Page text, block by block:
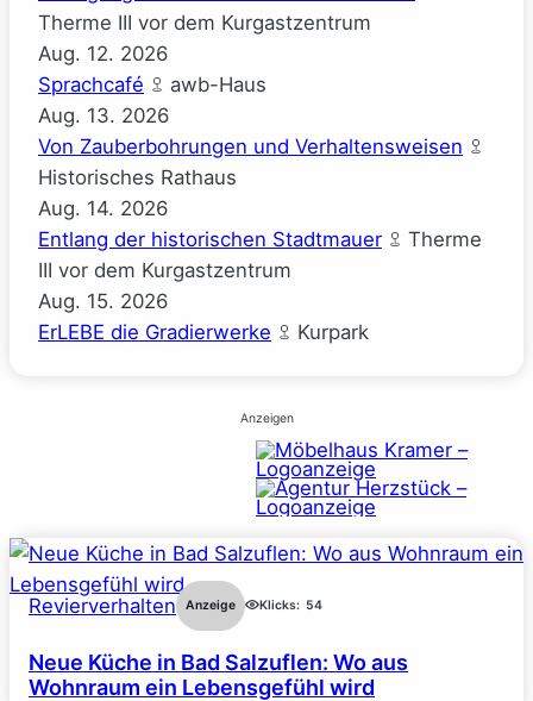
Therme III vor dem Kurgastzentrum
Aug. 12. 2026
Sprachcafé
awb-Haus
Aug. 13. 2026
Von Zauberbohrungen und Verhaltensweisen
Historisches Rathaus
Aug. 14. 2026
Entlang der historischen Stadtmauer
Therme
III vor dem Kurgastzentrum
Aug. 15. 2026
ErLEBE die Gradierwerke
Kurpark
Anzeigen
Revierverhalten Anzeige Klicks: 54
Neue Küche in Bad Salzuflen: Wo aus
Wohnraum ein Lebensgefühl wird